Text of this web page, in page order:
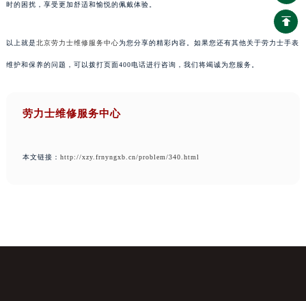
时的困扰，享受更加舒适和愉悦的佩戴体验。
以上就是北京劳力士维修服务中心为您分享的精彩内容。如果您还有其他关于劳力士手表
维护和保养的问题，可以拨打页面400电话进行咨询，我们将竭诚为您服务。
劳力士维修服务中心
本文链接： http://xzy.frnyngxb.cn/problem/340.html